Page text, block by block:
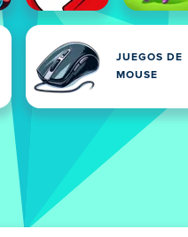
JUEGOS DE
MOUSE